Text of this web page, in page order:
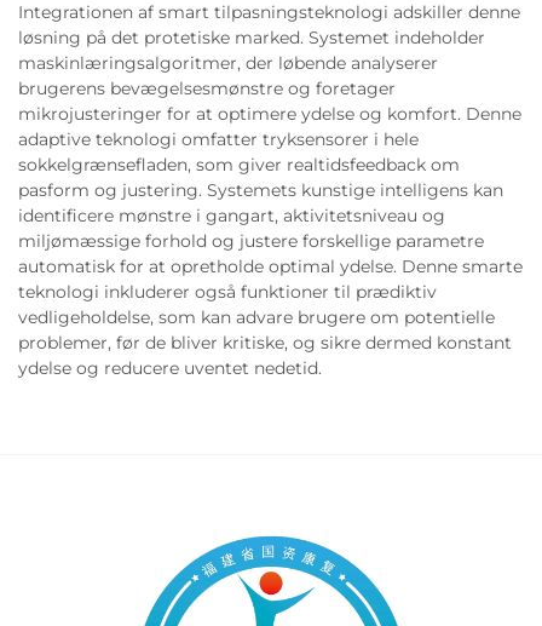
Integrationen af smart tilpasningsteknologi adskiller denne
løsning på det protetiske marked. Systemet indeholder
maskinlæringsalgoritmer, der løbende analyserer
brugerens bevægelsesmønstre og foretager
mikrojusteringer for at optimere ydelse og komfort. Denne
adaptive teknologi omfatter tryksensorer i hele
sokkelgrænsefladen, som giver realtidsfeedback om
pasform og justering. Systemets kunstige intelligens kan
identificere mønstre i gangart, aktivitetsniveau og
miljømæssige forhold og justere forskellige parametre
automatisk for at opretholde optimal ydelse. Denne smarte
teknologi inkluderer også funktioner til prædiktiv
vedligeholdelse, som kan advare brugere om potentielle
problemer, før de bliver kritiske, og sikre dermed konstant
ydelse og reducere uventet nedetid.